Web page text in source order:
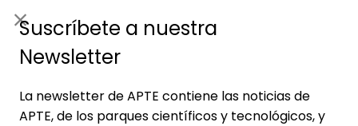
Suscríbete a nuestra
Newsletter
La newsletter de APTE contiene las noticias de
APTE, de los parques científicos y tecnológicos, y